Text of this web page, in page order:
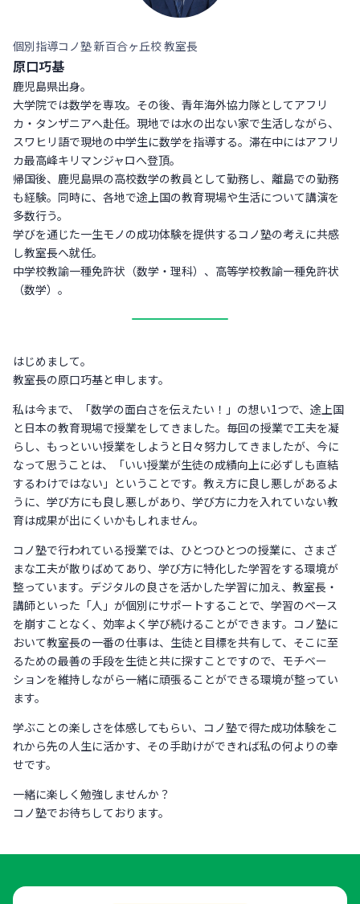
個別指導コノ塾 新百合ヶ丘校 教室長
原口巧基
鹿児島県出身。
大学院では数学を専攻。その後、青年海外協力隊としてアフリ
カ・タンザニアへ赴任。現地では水の出ない家で生活しながら、
スワヒリ語で現地の中学生に数学を指導する。滞在中にはアフリ
カ最高峰キリマンジャロへ登頂。
帰国後、鹿児島県の高校数学の教員として勤務し、離島での勤務
も経験。同時に、各地で途上国の教育現場や生活について講演を
多数行う。
学びを通じた一生モノの成功体験を提供するコノ塾の考えに共感
し教室長へ就任。
中学校教諭一種免許状（数学・理科）、高等学校教諭一種免許状
（数学）。
はじめまして。
教室長の原口巧基と申します。
私は今まで、「数学の面白さを伝えたい！」の想い1つで、途上国
と日本の教育現場で授業をしてきました。毎回の授業で工夫を凝
らし、もっといい授業をしようと日々努力してきましたが、今に
なって思うことは、「いい授業が生徒の成績向上に必ずしも直結
するわけではない」ということです。教え方に良し悪しがあるよ
うに、学び方にも良し悪しがあり、学び方に力を入れていない教
育は成果が出にくいかもしれません。
コノ塾で行われている授業では、ひとつひとつの授業に、さまざ
まな工夫が散りばめてあり、学び方に特化した学習をする環境が
整っています。デジタルの良さを活かした学習に加え、教室長・
講師といった「人」が個別にサポートすることで、学習のペース
を崩すことなく、効率よく学び続けることができます。コノ塾に
おいて教室長の一番の仕事は、生徒と目標を共有して、そこに至
るための最善の手段を生徒と共に探すことですので、モチベー
ションを維持しながら一緒に頑張ることができる環境が整ってい
ます。
学ぶことの楽しさを体感してもらい、コノ塾で得た成功体験をこ
れから先の人生に活かす、その手助けができれば私の何よりの幸
せです。
一緒に楽しく勉強しませんか？
コノ塾でお待ちしております。